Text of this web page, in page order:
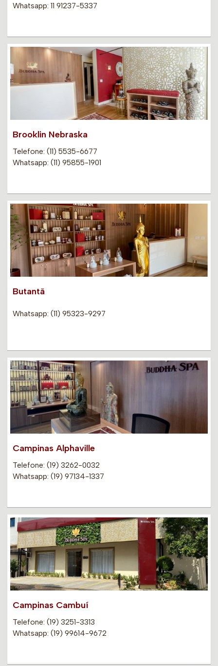
Whatsapp: 11 91237-5337
Brooklin Nebraska
Telefone: (11) 5535-6677
Whatsapp: (11) 95855-1901
Butantã
Whatsapp: (11) 95323-9297
Campinas Alphaville
Telefone: (19) 3262-0032
Whatsapp: (19) 97134-1337
Campinas Cambuí
Telefone: (19) 3251-3313
Whatsapp: (19) 99614-9672